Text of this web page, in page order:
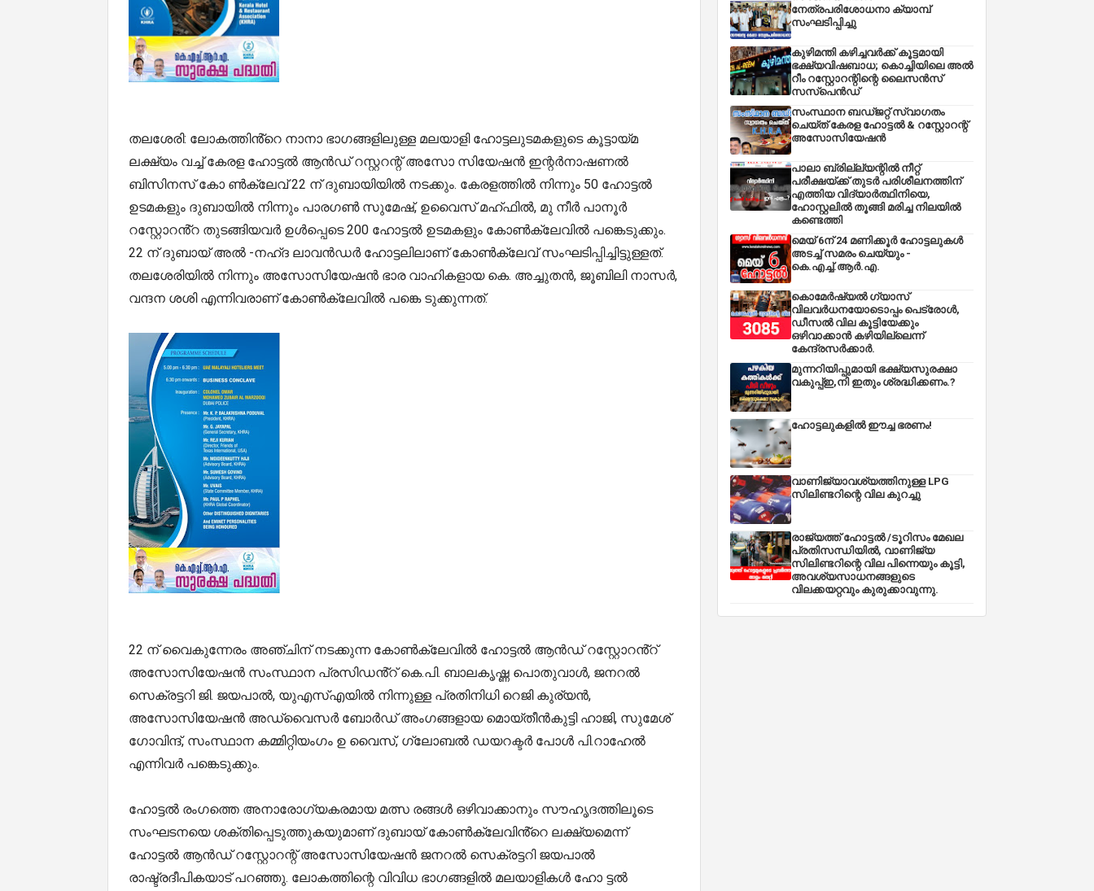
തലശേരി: ലോകത്തിൻ്റെ നാനാ ഭാഗങ്ങളിലുള്ള മലയാളി ഹോട്ടലുടമകളുടെ കൂട്ടായ്‌മ
ലക്ഷ്യം വച്ച് കേരള ഹോട്ടൽ ആൻഡ് റസ്റ്ററന്റ് അസോ സിയേഷൻ ഇന്റർനാഷണൽ
ബിസിനസ് കോ ൺക്ലേവ് 22 ന് ദുബായിയിൽ നടക്കും. കേരളത്തിൽ നിന്നും 50 ഹോട്ടൽ
ഉടമകളും ദുബായിൽ നിന്നും പാരഗൺ സുമേഷ്, ഉവൈസ് മഹ്ഫിൽ, മു നീർ പാനൂർ
റസ്റ്റോറൻ്റ തുടങ്ങിയവർ ഉൾപ്പെടെ 200 ഹോട്ടൽ ഉടമകളും കോൺക്ലേവിൽ പങ്കെടുക്കും.
22 ന് ദുബായ് അൽ -നഹ്‌ദ ലാവൻഡർ ഹോട്ടലിലാണ് കോൺക്ലേവ് സംഘടിപ്പിച്ചിട്ടുള്ളത്.
തലശേരിയിൽ നിന്നും അസോസിയേഷൻ ഭാര വാഹികളായ കെ. അച്ചുതൻ, ജൂബിലി നാസർ,
വന്ദന ശശി എന്നിവരാണ് കോൺക്ലേവിൽ പങ്കെ ടുക്കുന്നത്.
22 ന് വൈകുന്നേരം അഞ്ചിന് നടക്കുന്ന കോൺക്ലേവിൽ ഹോട്ടൽ ആൻഡ് റസ്റ്റോറൻ്റ്
അസോസിയേഷൻ സംസ്ഥാന പ്രസിഡൻ്റ് കെ.പി. ബാലകൃഷ്ണ‌ പൊതുവാൾ, ജനറൽ
സെക്രട്ടറി ജി. ജയപാൽ, യുഎസ്എയിൽ നിന്നുള്ള പ്രതിനിധി റെജി കുര്യൻ,
അസോസിയേഷൻ അഡ്വൈസർ ബോർഡ് അംഗങ്ങളായ മൊയ്‌തീൻകുട്ടി ഹാജി, സുമേശ്
ഗോവിന്ദ്, സംസ്ഥാന കമ്മിറ്റിയംഗം ഉ വൈസ്, ഗ്ലോബൽ ഡയറക്ടർ പോൾ പി.റാഹേൽ
എന്നിവർ പങ്കെടുക്കും.
ഹോട്ടൽ രംഗത്തെ അനാരോഗ്യകരമായ മത്സ രങ്ങൾ ഒഴിവാക്കാനും സൗഹൃദത്തിലൂടെ
സംഘടനയെ ശക്തിപ്പെടുത്തുകയുമാണ് ദുബായ് കോൺക്ലേവിൻ്റെ ലക്ഷ്യമെന്ന്
ഹോട്ടൽ ആൻഡ് റസ്റ്റോറന്റ് അസോസിയേഷൻ ജനറൽ സെക്രട്ടറി ജയപാൽ
രാഷ്ട്രദീപികയാട് പറഞ്ഞു. ലോകത്തിന്റെ വിവിധ ഭാഗങ്ങളിൽ മലയാളികൾ ഹോ ട്ടൽ
നേത്രപരിശോധനാ ക്യാമ്പ്
സംഘടിപ്പിച്ചു
കുഴിമന്തി കഴിച്ചവർക്ക് കൂട്ടമായി
ഭക്ഷ്യവിഷബാധ; കൊച്ചിയിലെ അൽ
റീം റസ്റ്റോറന്റിന്റെ ലൈസൻസ്
സസ്പെൻഡ്
സംസ്ഥാന ബഡ്‌ജറ്റ് സ്വാഗതം
ചെയ്ത് കേരള ഹോട്ടൽ & റസ്റ്റോറന്റ്
അസോസിയേഷൻ
പാലാ ബ്രില്ല്യന്റിൽ നീറ്റ്
പരീക്ഷയ്ക്ക് തുടർ പരിശീലനത്തിന്
എത്തിയ വിദ്യാർത്ഥിനിയെ,
ഹോസ്റ്റലിൽ തൂങ്ങി മരിച്ച നിലയിൽ
കണ്ടെത്തി
മെയ് 6ന് 24 മണിക്കൂർ ഹോട്ടലുകൾ
അടച്ച് സമരം ചെയ്യും -
കെ.എച്ച്.ആർ.എ.
കൊമേർഷ്യൽ ഗ്യാസ്
വിലവർധനയോടൊപ്പം പെട്രോൾ,
ഡീസല്‍ വില കൂട്ടിയേക്കും
ഒഴിവാക്കാന്‍ കഴിയില്ലെന്ന്
കേന്ദ്രസര്‍ക്കാര്‍.
മുന്നറിയിപ്പുമായി ഭക്ഷ്യസുരക്ഷാ
വകുപ്പ്ഇ,നി ഇതും ശ്രദ്ധിക്കണം.?
ഹോട്ടലുകളിൽ ഈച്ച ഭരണം!
വാണിജ്യാവശ്യത്തിനുള്ള LPG
സിലിണ്ടറിന്റെ വില കുറച്ചു
രാജ്യത്ത് ഹോട്ടൽ /ടൂറിസം മേഖല
പ്രതിസന്ധിയിൽ, വാണിജ്യ
സിലിണ്ടറിന്റെ വില പിന്നെയും കൂട്ടി,
അവശ്യസാധനങ്ങളുടെ
വിലക്കയറ്റവും കുരുക്കാവുന്നു.